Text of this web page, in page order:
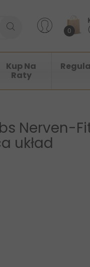
0
Kup Na
Raty
Nerven-
układ